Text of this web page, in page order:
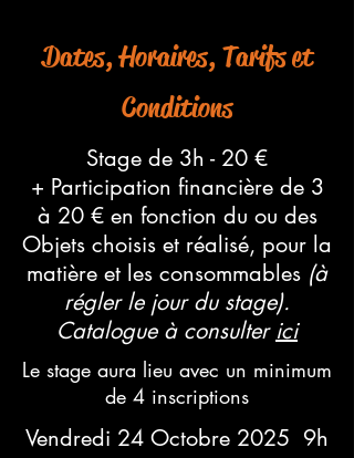
Dates, Horaires, Tarifs et
Conditions
Stage de 3h - 20 €
+ Participation financière de 3
à 20 € en fonction du ou des
Objets choisis et réalisé, pour la
matière et les consommables (à
régler le jour du stage).
Catalogue à consulter ici
Le stage aura lieu avec un minimum
de 4 inscriptions
Vendredi 24 Octobre 2025 9h